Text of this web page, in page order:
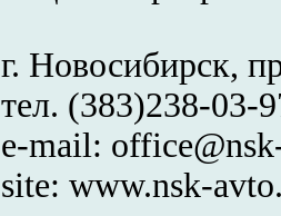
г. Новосибирск,
тел. (383)238-03-
e-mail:
site: www.nsk-